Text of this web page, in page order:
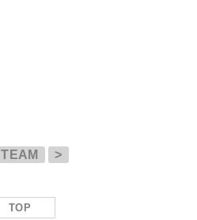
TEAM >
TOP